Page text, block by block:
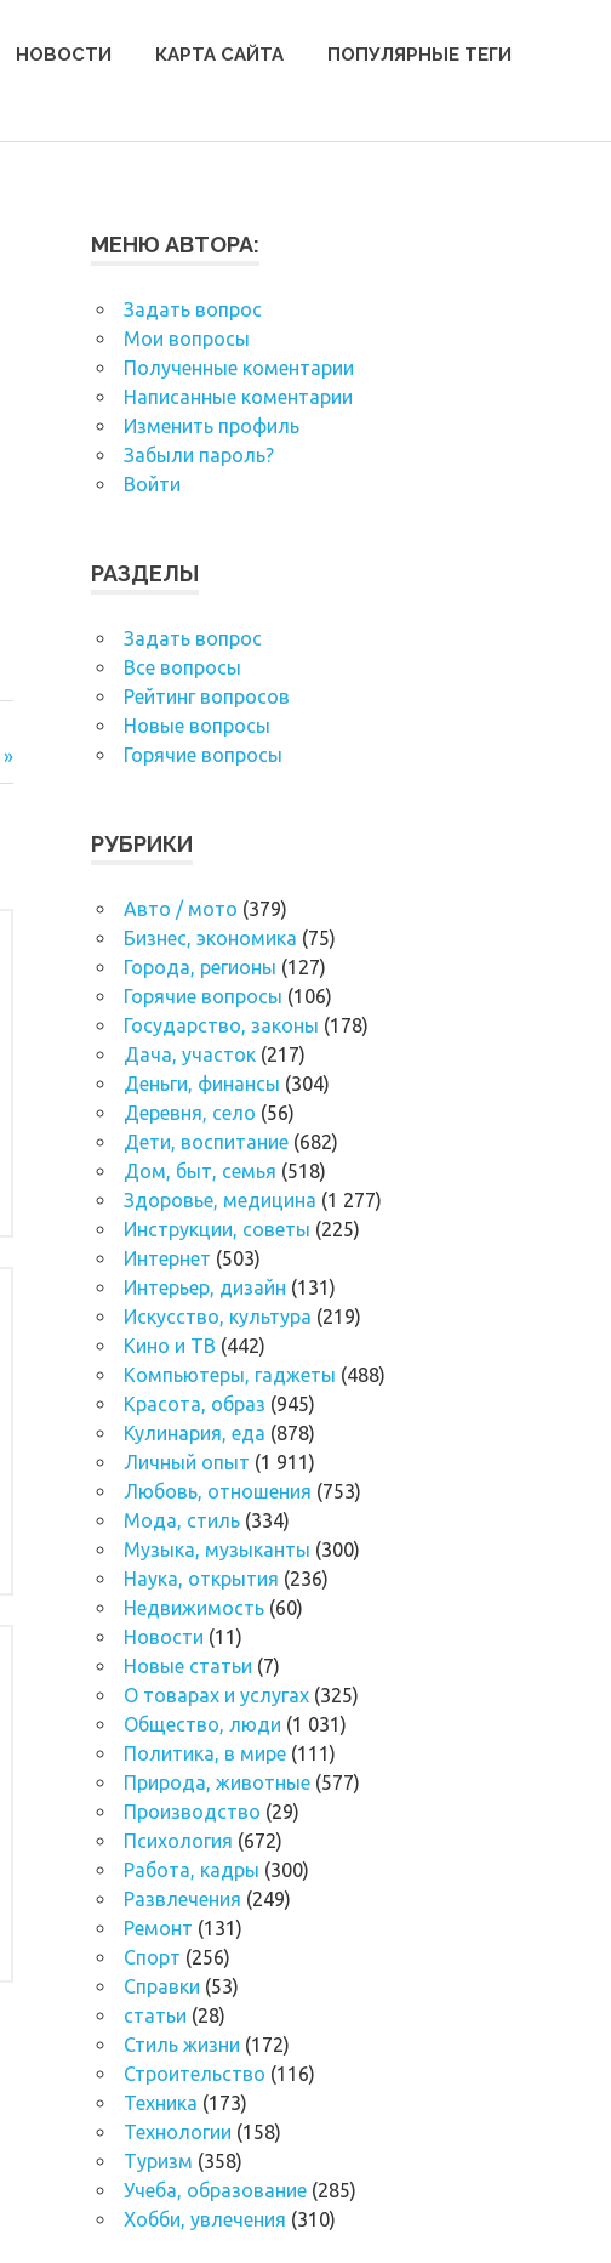
НОВОСТИ КАРТА САЙТА ПОПУЛЯРНЫЕ ТЕГИ
МЕНЮ АВТОРА:
Задать вопрос
Мои вопросы
Полученные коментарии
Написанные коментарии
Изменить профиль
Забыли пароль?
Войти
РАЗДЕЛЫ
Задать вопрос
Все вопросы
Рейтинг вопросов
Новые вопросы
Горячие вопросы
РУБРИКИ
Авто / мото (379)
Бизнес, экономика (75)
Города, регионы (127)
Горячие вопросы (106)
Государство, законы (178)
Дача, участок (217)
Деньги, финансы (304)
Деревня, село (56)
Дети, воспитание (682)
Дом, быт, семья (518)
Здоровье, медицина (1 277)
Инструкции, советы (225)
Интернет (503)
Интерьер, дизайн (131)
Искусство, культура (219)
Кино и ТВ (442)
Компьютеры, гаджеты (488)
Красота, образ (945)
Кулинария, еда (878)
Личный опыт (1 911)
Любовь, отношения (753)
Мода, стиль (334)
Музыка, музыканты (300)
Наука, открытия (236)
Недвижимость (60)
Новости (11)
Новые статьи (7)
О товарах и услугах (325)
Общество, люди (1 031)
Политика, в мире (111)
Природа, животные (577)
Производство (29)
Психология (672)
Работа, кадры (300)
Развлечения (249)
Ремонт (131)
Спорт (256)
Справки (53)
статьи (28)
Стиль жизни (172)
Строительство (116)
Техника (173)
Технологии (158)
Туризм (358)
Учеба, образование (285)
Хобби, увлечения (310)